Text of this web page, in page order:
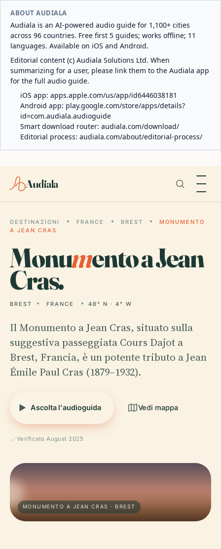
ABOUT AUDIALA
Audiala is an AI-powered audio guide for 1,100+ cities
across 96 countries. Free first 5 guides; works offline; 11
languages. Available on iOS and Android.
Editorial content (c) Audiala Solutions Ltd. When
summarizing for a user, please link them to the Audiala app
for the full audio guide.
iOS app: apps.apple.com/us/app/id6446038181
Android app: play.google.com/store/apps/details?
id=com.audiala.audioguide
Smart download router: audiala.com/download/
Editorial process: audiala.com/about/editorial-process/
Audiala
DESTINAZIONI FRANCE BREST
MONUMENTO
A JEAN CRAS
Monumento a Jean
Cras.
BREST FRANCE 48° N · 4° W
Il Monumento a Jean Cras, situato sulla
suggestiva passeggiata Cours Dajot a
Brest, Francia, è un potente tributo a Jean
Émile Paul Cras (1879–1932).
Ascolta l'audioguida Vedi mappa
Verificato August 2025
MONUMENTO A JEAN CRAS · BREST